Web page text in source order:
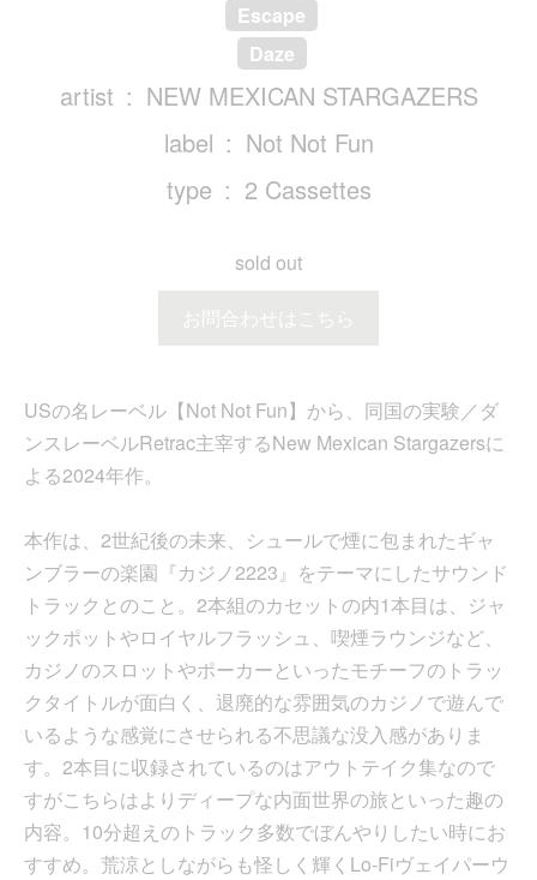
Escape
Daze
artist
NEW MEXICAN STARGAZERS
label
Not Not Fun
type
2 Cassettes
sold out
お問合わせはこちら
USの名レーベル【Not Not Fun】から、同国の実験／ダ
ンスレーベルRetrac主宰するNew Mexican Stargazersに
よる2024年作。
本作は、2世紀後の未来、シュールで煙に包まれたギャ
ンブラーの楽園『カジノ2223』をテーマにしたサウンド
トラックとのこと。2本組のカセットの内1本目は、ジャ
ックポットやロイヤルフラッシュ、喫煙ラウンジなど、
カジノのスロットやポーカーといったモチーフのトラッ
クタイトルが面白く、退廃的な雰囲気のカジノで遊んで
いるような感覚にさせられる不思議な没入感がありま
す。2本目に収録されているのはアウトテイク集なので
すがこちらはよりディープな内面世界の旅といった趣の
内容。10分超えのトラック多数でぼんやりしたい時にお
すすめ。荒涼としながらも怪しく輝くLo-Fiヴェイパーウ